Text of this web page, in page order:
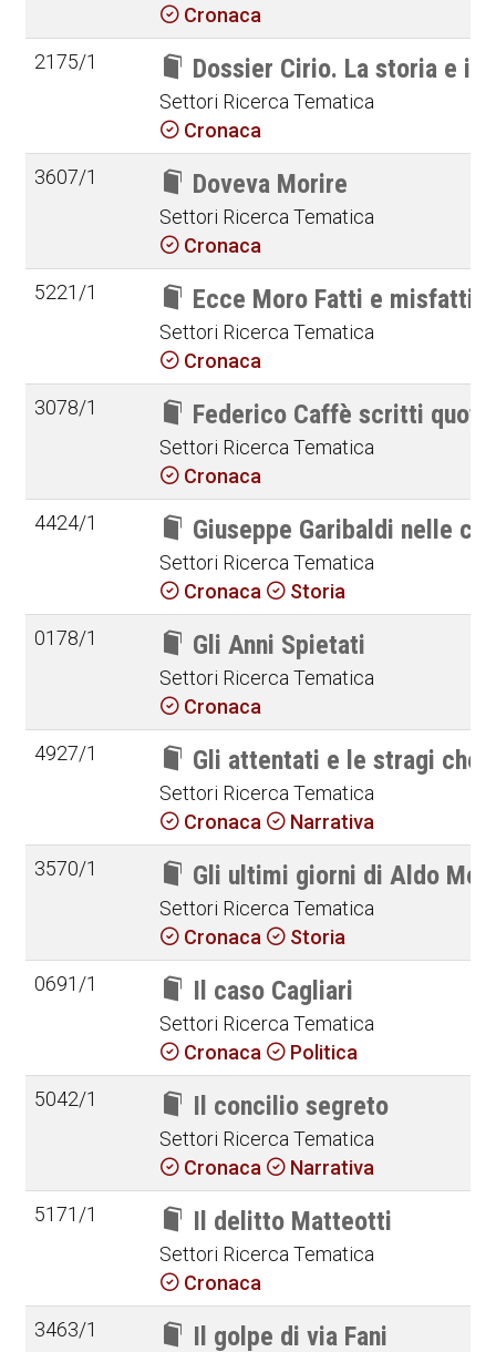
Cronaca
2175/1
Dossier Cirio. La storia e i
Settori Ricerca Tematica
Cronaca
3607/1
Doveva Morire
Settori Ricerca Tematica
Cronaca
5221/1
Ecce Moro Fatti e misfatti
Settori Ricerca Tematica
Cronaca
3078/1
Federico Caffè scritti
Settori Ricerca Tematica
Cronaca
4424/1
Giuseppe Garibaldi nelle
Settori Ricerca Tematica
Cronaca
Storia
0178/1
Gli Anni Spietati
Settori Ricerca Tematica
Cronaca
4927/1
Gli attentati e le stragi che
Settori Ricerca Tematica
Cronaca
Narrativa
3570/1
Gli ultimi giorni di Aldo
Settori Ricerca Tematica
Cronaca
Storia
0691/1
Il caso Cagliari
Settori Ricerca Tematica
Cronaca
Politica
5042/1
Il concilio segreto
Settori Ricerca Tematica
Cronaca
Narrativa
5171/1
Il delitto Matteotti
Settori Ricerca Tematica
Cronaca
3463/1
Il golpe di via Fani